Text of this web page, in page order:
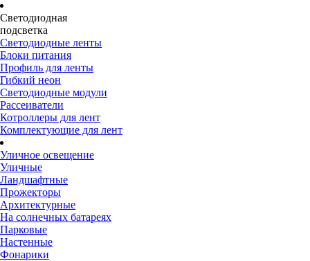
Светодиодная
подсветка
Светодиодные ленты
Блоки питания
Профиль для ленты
Гибкий неон
Светодиодные модули
Рассеиватели
Котроллеры для лент
Комплектующие для лент
Уличное освещение
Уличные
Ландшафтные
Прожекторы
Архитектурные
На солнечных батареях
Парковые
Настенные
Фонарики